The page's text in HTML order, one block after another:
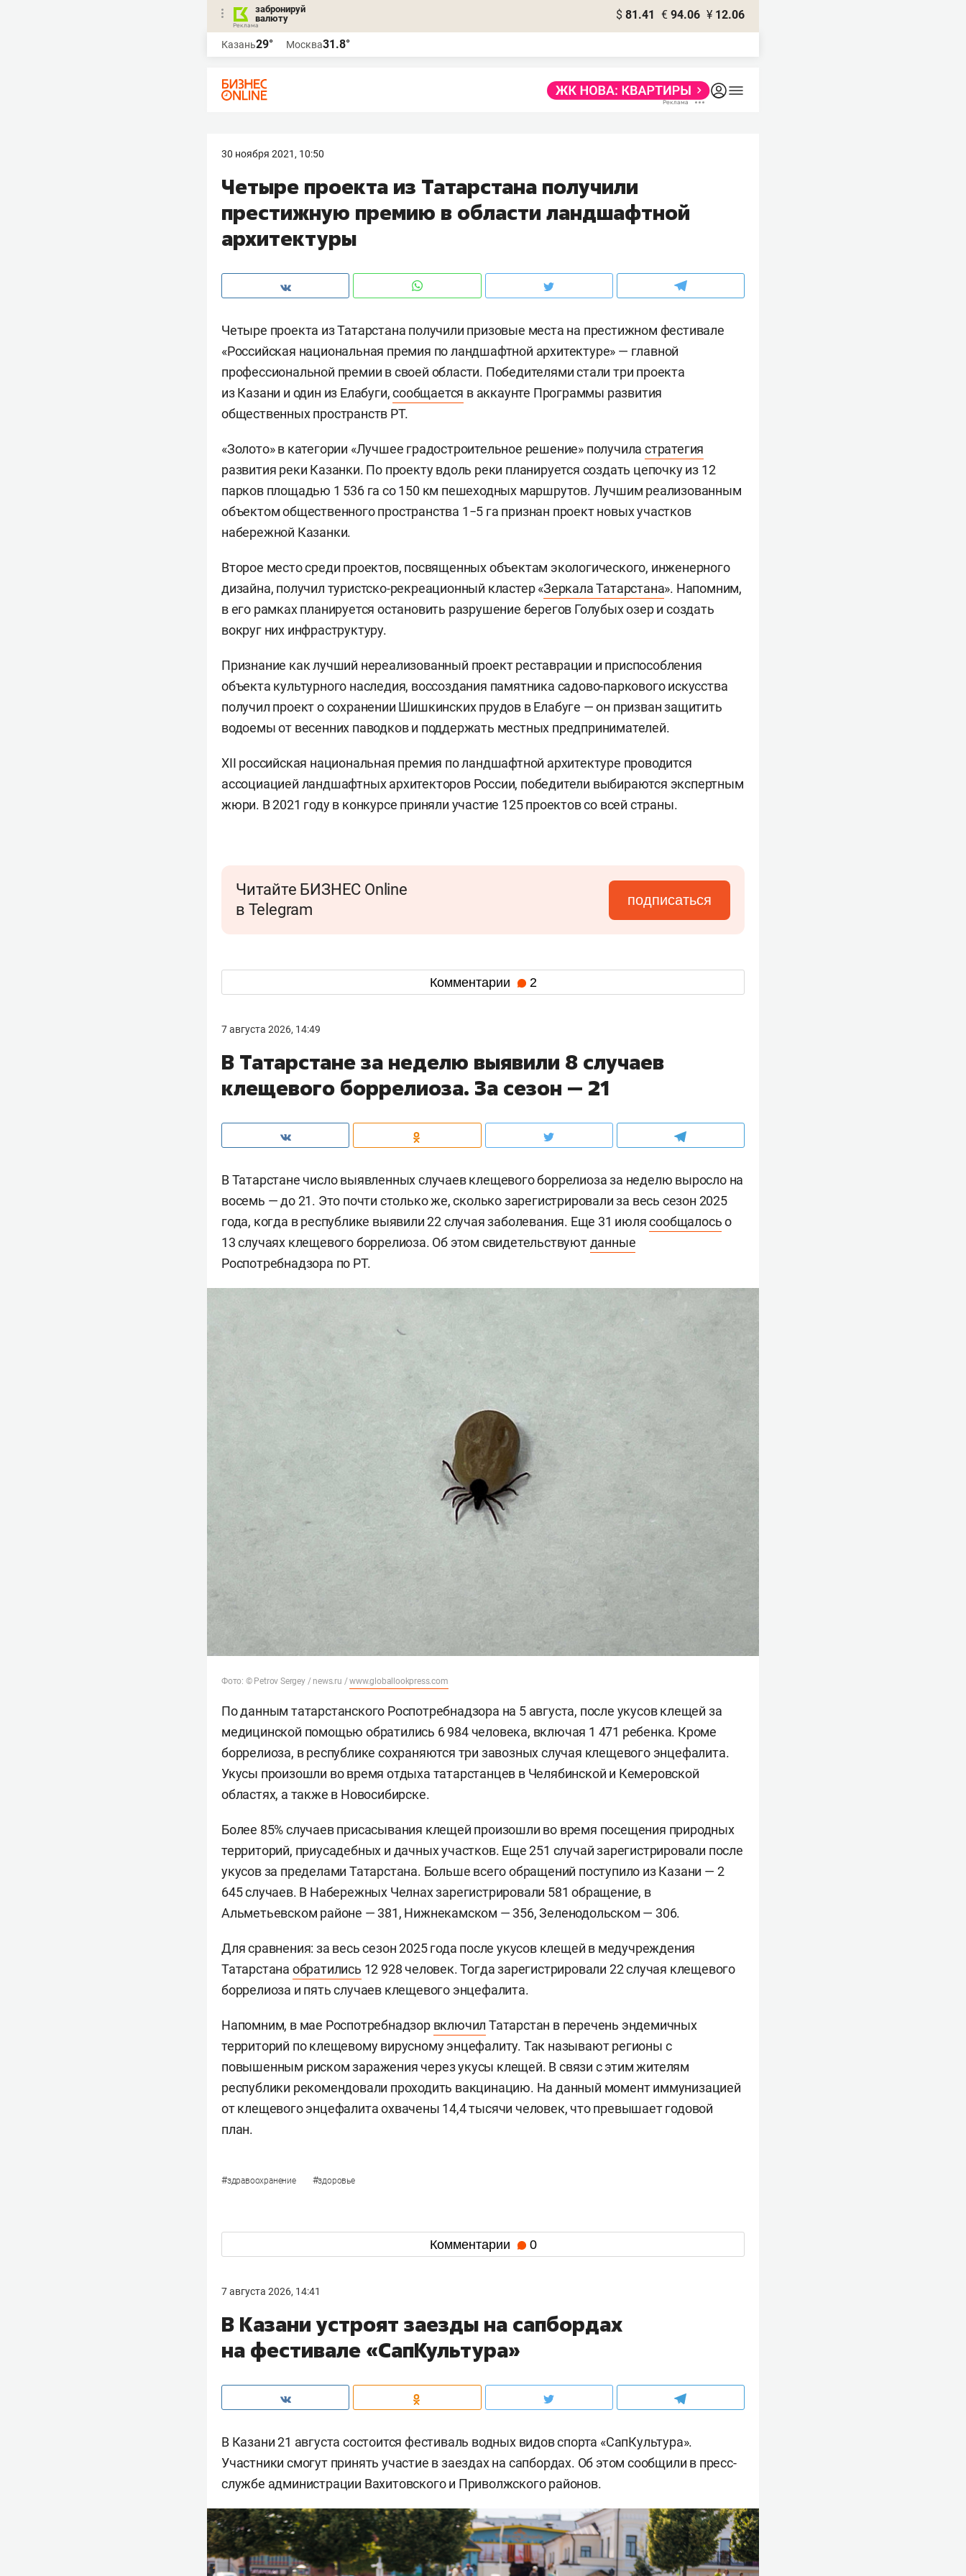
забронируй
валюту
$ 81.41 € 94.06 ¥ 12.06
Казань29° Москва31.8°
30 ноября 2021, 10:50
Четыре проекта из Татарстана получили
престижную премию в области ландшафтной
архитектуры
Четыре проекта из Татарстана получили призовые места на престижном фестивале
«Российская национальная премия по ландшафтной архитектуре» — главной
профессиональной премии в своей области. Победителями стали три проекта
из Казани и один из Елабуги,сообщается в аккаунте Программы развития
общественных пространств РТ.
«Золото» в категории «Лучшее градостроительное решение» получила стратегия
развития реки Казанки. По проекту вдоль реки планируется создать цепочку из 12
парков площадью 1 536 га со 150 км пешеходных маршрутов. Лучшим реализованным
объектом общественного пространства 1−5 га признан проект новых участков
набережной Казанки.
Второе место среди проектов, посвященных объектам экологического, инженерного
дизайна, получил туристско-рекреационный кластер «Зеркала Татарстана». Напомним,
в его рамках планируется остановить разрушение берегов Голубых озер и создать
вокруг них инфраструктуру.
Признание как лучший нереализованный проект реставрации и приспособления
объекта культурного наследия, воссоздания памятника садово-паркового искусства
получил проект о сохранении Шишкинских прудов в Елабуге — он призван защитить
водоемы от весенних паводков и поддержать местных предпринимателей.
XII российская национальная премия по ландшафтной архитектуре проводится
ассоциацией ландшафтных архитекторов России, победители выбираются экспертным
жюри. В 2021 году в конкурсе приняли участие 125 проектов со всей страны.
Читайте БИЗНЕС Online
в Telegram
подписаться
Комментарии 2
7 августа 2026, 14:49
В Татарстане за неделю выявили 8 случаев
клещевого боррелиоза. За сезон — 21
В Татарстане число выявленных случаев клещевого боррелиоза за неделю выросло на
восемь — до 21. Это почти столько же, сколько зарегистрировали за весь сезон 2025
года, когда в республике выявили 22 случая заболевания. Еще 31 июлясообщалосьо
13 случаях клещевого боррелиоза. Об этом свидетельствуютданные
Роспотребнадзора по РТ.
Фото: © Petrov Sergey / news.ru /www.globallookpress.com
По данным татарстанского Роспотребнадзора на 5 августа, после укусов клещей за
медицинской помощью обратились 6 984 человека, включая 1 471 ребенка. Кроме
боррелиоза, в республике сохраняются три завозных случая клещевого энцефалита.
Укусы произошли во время отдыха татарстанцев в Челябинской и Кемеровской
областях, а также в Новосибирске.
Более 85% случаев присасывания клещей произошли во время посещения природных
территорий, приусадебных и дачных участков. Еще 251 случай зарегистрировали после
укусов за пределами Татарстана. Больше всего обращений поступило из Казани — 2
645 случаев. В Набережных Челнах зарегистрировали 581 обращение, в
Альметьевском районе — 381, Нижнекамском — 356, Зеленодольском — 306.
Для сравнения: за весь сезон 2025 года после укусов клещей в медучреждения
Татарстана обратились 12 928 человек. Тогда зарегистрировали 22 случая клещевого
боррелиоза и пять случаев клещевого энцефалита.
Напомним, в мае Роспотребнадзор включил Татарстан в перечень эндемичных
территорий по клещевому вирусному энцефалиту. Так называют регионы с
повышенным риском заражения через укусы клещей. В связи с этим жителям
республики рекомендовали проходить вакцинацию. На данный момент иммунизацией
от клещевого энцефалита охвачены 14,4 тысячи человек, что превышает годовой
план.
#здравоохранение #здоровье
Комментарии 0
7 августа 2026, 14:41
В Казани устроят заезды на сапбордах
на фестивале «СапКультура»
В Казани 21 августа состоится фестиваль водных видов спорта «СапКультура».
Участники смогут принять участие в заездах на сапбордах. Об этом сообщили в пресс-
службе администрации Вахитовского и Приволжского районов.